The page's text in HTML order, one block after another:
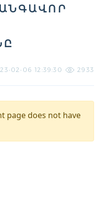
02-06 12:39:30 2933
page does not have